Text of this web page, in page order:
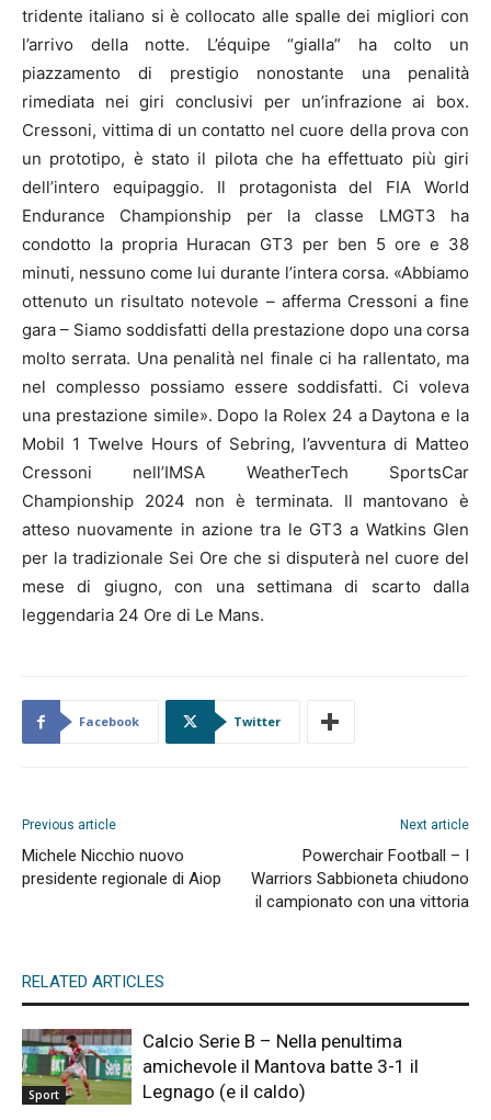
tridente italiano si è collocato alle spalle dei migliori con
l’arrivo della notte. L’équipe “gialla” ha colto un
piazzamento di prestigio nonostante una penalità
rimediata nei giri conclusivi per un’infrazione ai box.
Cressoni, vittima di un contatto nel cuore della prova con
un prototipo, è stato il pilota che ha effettuato più giri
dell’intero equipaggio. Il protagonista del FIA World
Endurance Championship per la classe LMGT3 ha
condotto la propria Huracan GT3 per ben 5 ore e 38
minuti, nessuno come lui durante l’intera corsa. «Abbiamo
ottenuto un risultato notevole – afferma Cressoni a fine
gara – Siamo soddisfatti della prestazione dopo una corsa
molto serrata. Una penalità nel finale ci ha rallentato, ma
nel complesso possiamo essere soddisfatti. Ci voleva
una prestazione simile». Dopo la Rolex 24 a Daytona e la
Mobil 1 Twelve Hours of Sebring, l’avventura di Matteo
Cressoni nell’IMSA WeatherTech SportsCar
Championship 2024 non è terminata. Il mantovano è
atteso nuovamente in azione tra le GT3 a Watkins Glen
per la tradizionale Sei Ore che si disputerà nel cuore del
mese di giugno, con una settimana di scarto dalla
leggendaria 24 Ore di Le Mans.
Facebook Twitter
Previous article
Michele Nicchio nuovo
presidente regionale di Aiop
Next article
Powerchair Football – I
Warriors Sabbioneta chiudono
il campionato con una vittoria
RELATED ARTICLES
Sport
Calcio Serie B – Nella penultima
amichevole il Mantova batte 3-1 il
Legnago (e il caldo)